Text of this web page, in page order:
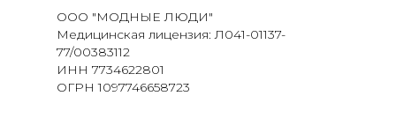
ООО "МОДНЫЕ ЛЮДИ"
Медицинская лицензия: Л041-01137-
77/00383112
ИНН 7734622801
ОГРН 1097746658723